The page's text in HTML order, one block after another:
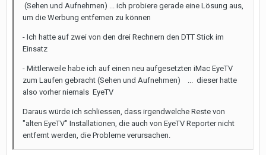
(Sehen und Aufnehmen) ... ich probiere gerade eine Lösung aus,
um die Werbung entfernen zu können
- Ich hatte auf zwei von den drei Rechnern den DTT Stick im
Einsatz
- Mittlerweile habe ich auf einen neu aufgesetzten iMac EyeTV
zum Laufen gebracht (Sehen und Aufnehmen) ... dieser hatte
also vorher niemals EyeTV
Daraus würde ich schliessen, dass irgendwelche Reste von
"alten EyeTV" Installationen, die auch von EyeTV Reporter nicht
entfernt werden, die Probleme verursachen.